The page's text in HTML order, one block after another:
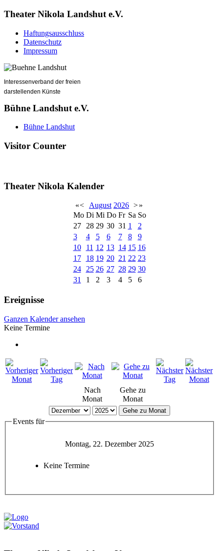
Theater Nikola Landshut e.V.
Haftungsausschluss
Datenschutz
Impressum
Interessenverband der freien
darstellenden Künste
Bühne Landshut e.V.
Bühne Landshut
Visitor Counter
Theater Nikola Kalender
«< August 2026 >»
Mo Di Mi Do Fr Sa So
27
28 29 30 31 1
2
3
4 5 6 7 8
9
10
11 12 13 14 15 16
17
18 19 20 21 22 23
24
25 26 27 28 29 30
31
1 2 3 4 5 6
Ereignisse
Ganzen Kalender ansehen
Keine Termine
Nach
Monat
Gehe zu
Monat
Gehe zu Monat
Events für
Montag, 22. Dezember 2025
Keine Termine